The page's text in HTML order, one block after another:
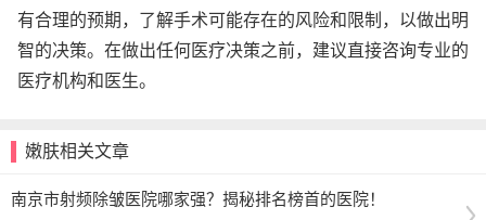
有合理的预期，了解手术可能存在的风险和限制，以做出明
智的决策。在做出任何医疗决策之前，建议直接咨询专业的
医疗机构和医生。
嫩肤相关文章
南京市射频除皱医院哪家强？揭秘排名榜首的医院！